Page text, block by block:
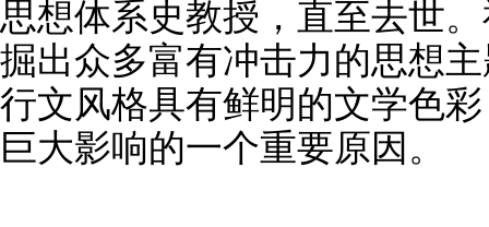
思想体系史教授，直至去世
掘出众多富有冲击力的思想
行文风格具有鲜明的文学色
巨大影响的一个重要原因。